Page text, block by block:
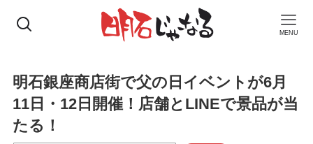
MENU
明石銀座商店街で父の日イベントが6月
11日・12日開催！店舗とLINEで景品が当
たる！